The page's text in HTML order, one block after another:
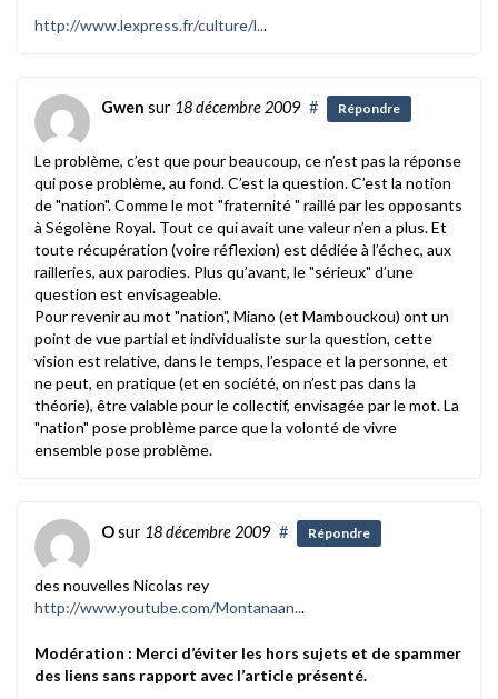
http://www.lexpress.fr/culture/l...
Gwen sur 18 décembre 2009 # Répondre
Le problème, c’est que pour beaucoup, ce n’est pas la réponse
qui pose problème, au fond. C’est la question. C’est la notion
de "nation". Comme le mot "fraternité " raillé par les opposants
à Ségolène Royal. Tout ce qui avait une valeur n’en a plus. Et
toute récupération (voire réflexion) est dédiée à l’échec, aux
railleries, aux parodies. Plus qu’avant, le "sérieux" d’une
question est envisageable.
Pour revenir au mot "nation", Miano (et Mambouckou) ont un
point de vue partial et individualiste sur la question, cette
vision est relative, dans le temps, l’espace et la personne, et
ne peut, en pratique (et en société, on n’est pas dans la
théorie), être valable pour le collectif, envisagée par le mot. La
"nation" pose problème parce que la volonté de vivre
ensemble pose problème.
Osur 18 décembre 2009 # Répondre
des nouvelles Nicolas rey
http://www.youtube.com/Montanaan...
Modération : Merci d’éviter les hors sujets et de spammer
des liens sans rapport avec l’article présenté.